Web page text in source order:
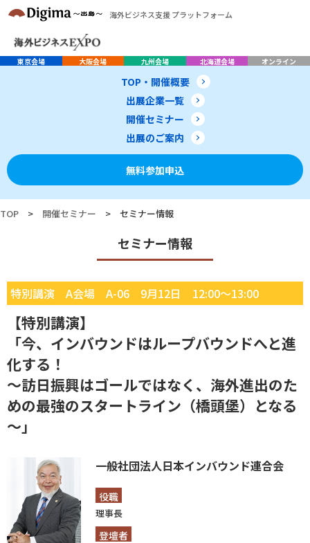
海外ビジネス支援 プラットフォーム
東京会場 大阪会場 九州会場 北海道会場 オンライン
TOP・開催概要
出展企業一覧
開催セミナー
出展のご案内
無料参加申込
TOP > 開催セミナー > セミナー情報
セミナー情報
特別講演 A会場 A-06 9月12日 12:00～13:00
【特別講演】
「今、インバウンドはループバウンドへと進
化する！
～訪日振興はゴールではなく、海外進出のた
めの最強のスタートライン（橋頭堡）となる
～」
一般社団法人日本インバウンド連合会
役職
理事長
登壇者